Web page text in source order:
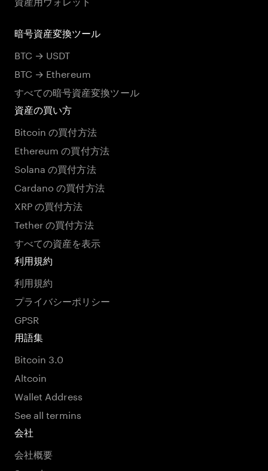
暗号資産変換ツール
BTC → USDT
BTC → Ethereum
すべての暗号資産変換ツール
資産の買い方
Bitcoin の買付方法
Ethereum の買付方法
Solana の買付方法
Cardano の買付方法
XRP の買付方法
Tether の買付方法
すべての資産を表示
利用規約
利用規約
プライバシーポリシー
GPSR
用語集
Bitcoin 3.0
Altcoin
Wallet Address
See all termins
会社
会社概要